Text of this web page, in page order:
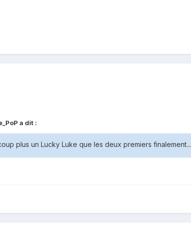
a dit :
plus un Lucky Luke que les deux premiers finalement...